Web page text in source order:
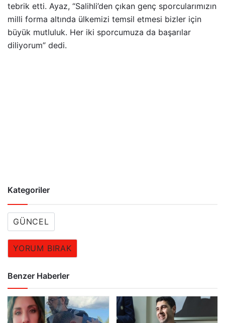
tebrik etti. Ayaz, “Salihli’den çıkan genç sporcularımızın
milli forma altında ülkemizi temsil etmesi bizler için
büyük mutluluk. Her iki sporcumuza da başarılar
diliyorum” dedi.
Kategoriler
GÜNCEL
YORUM BIRAK
Benzer Haberler